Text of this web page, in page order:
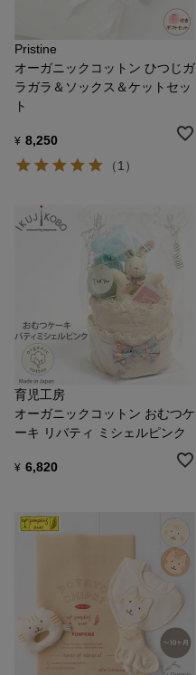
Pristine
オーガニックコットン ひつじガ
ラガラ＆ソックス＆ケットセッ
ト
¥ 8,250
（1）
育児工房
オーガニックコットン おむつケ
ーキ リバティ ミシェルピンク
¥ 6,820